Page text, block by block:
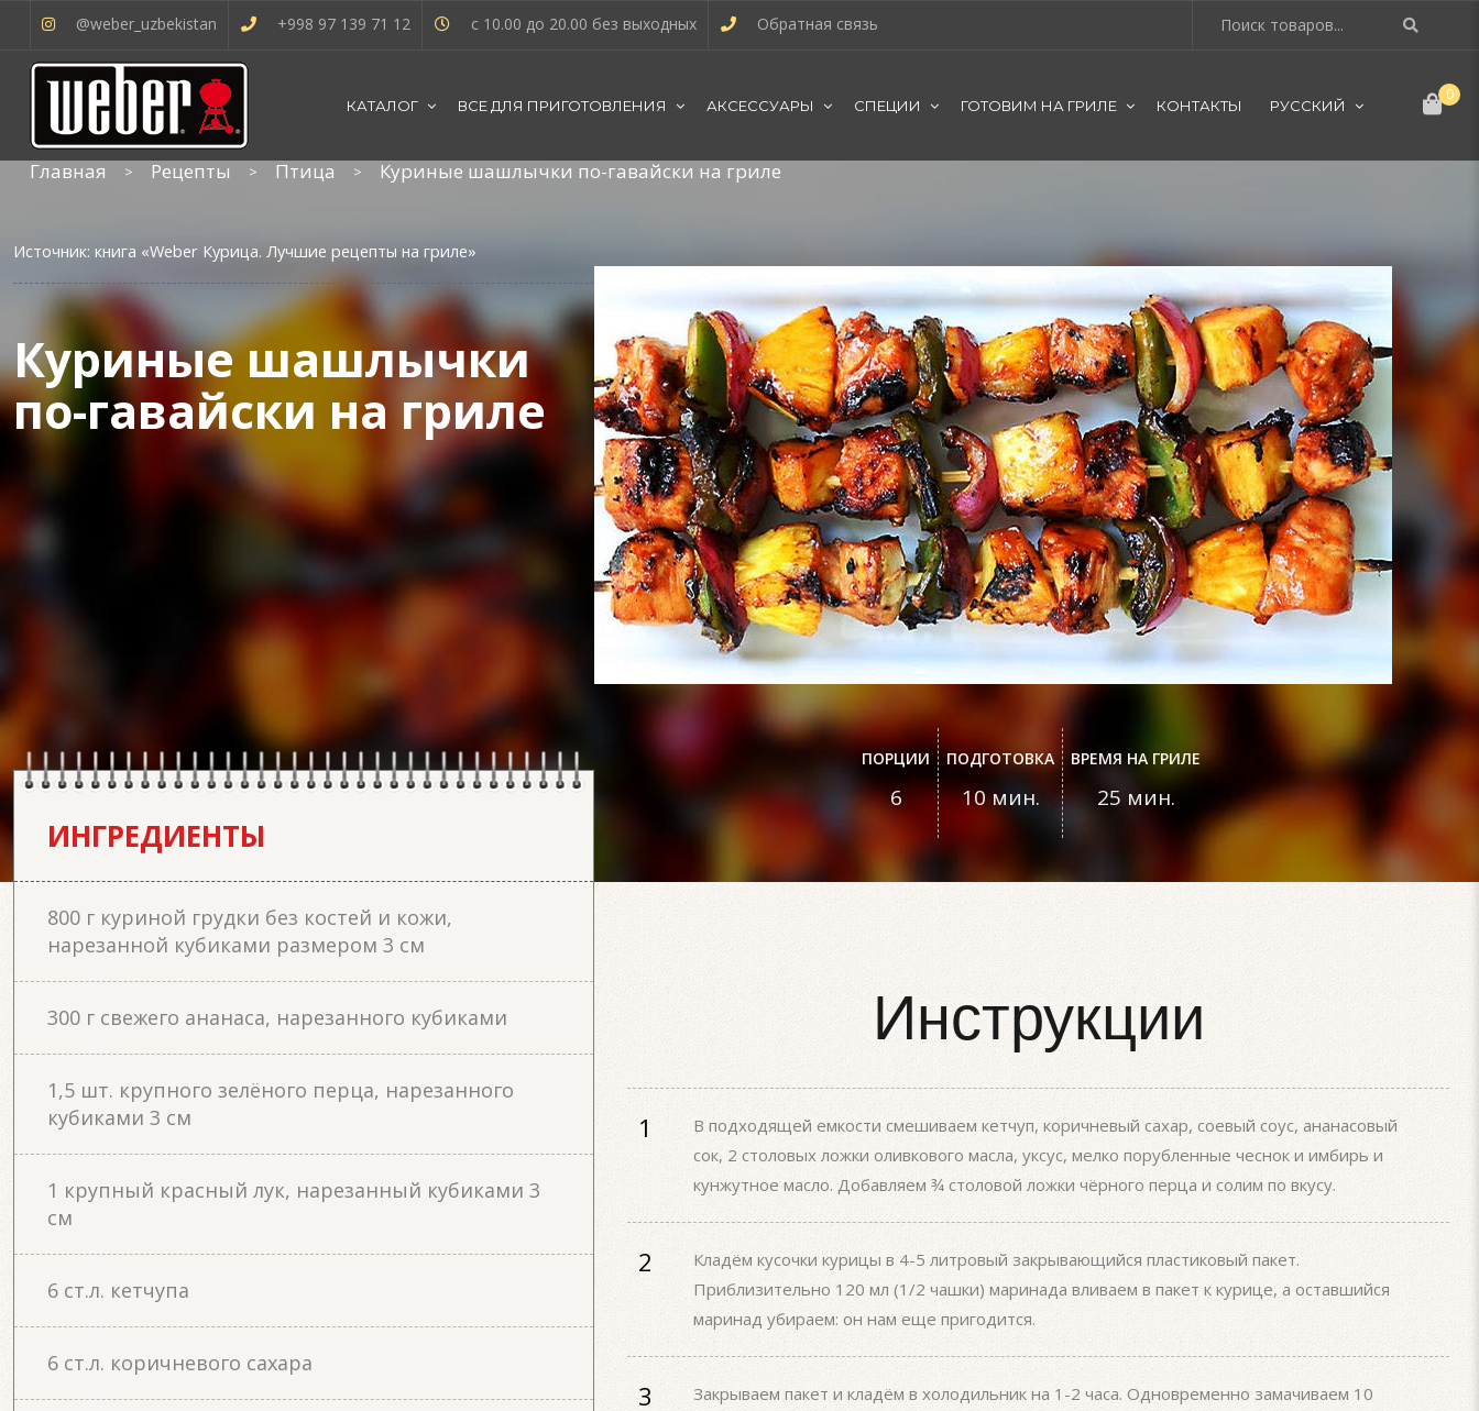
@weber_uzbekistan +998 97 139 71 12 с 10.00 до 20.00 без выходных Обратная связь
КАТАЛОГ ВСЕ ДЛЯ ПРИГОТОВЛЕНИЯ АКСЕССУАРЫ СПЕЦИИ ГОТОВИМ НА ГРИЛЕ КОНТАКТЫ РУССКИЙ
0
Главная Рецепты Птица Куриные шашлычки по-гавайски на гриле
Источник: книга «Weber Курица. Лучшие рецепты на гриле»
Куриные шашлычки
по-гавайски на гриле
ПОРЦИИ
6
ПОДГОТОВКА
10 мин.
ВРЕМЯ НА ГРИЛЕ
25 мин.
ИНГРЕДИЕНТЫ
800 г куриной грудки без костей и кожи,
нарезанной кубиками размером 3 см
300 г свежего ананаса, нарезанного кубиками
1,5 шт. крупного зелёного перца, нарезанного
кубиками 3 см
1 крупный красный лук, нарезанный кубиками 3
см
6 ст.л. кетчупа
6 ст.л. коричневого сахара
Инструкции
В подходящей емкости смешиваем кетчуп, коричневый сахар, соевый соус, ананасовый
сок, 2 столовых ложки оливкового масла, уксус, мелко порубленные чеснок и имбирь и
кунжутное масло. Добавляем ¾ столовой ложки чёрного перца и солим по вкусу.
Кладём кусочки курицы в 4-5 литровый закрывающийся пластиковый пакет.
Приблизительно 120 мл (1/2 чашки) маринада вливаем в пакет к курице, а оставшийся
маринад убираем: он нам еще пригодится.
Закрываем пакет и кладём в холодильник на 1-2 часа. Одновременно замачиваем 10